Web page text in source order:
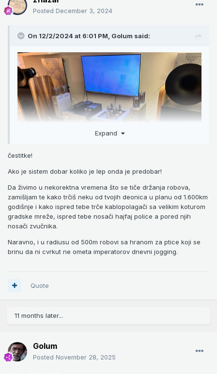
Posted December 3, 2024
On 12/2/2024 at 6:01 PM, Golum said:
Expand
čestitke!
Ako je sistem dobar koliko je lep onda je predobar!
Da živimo u nekorektna vremena što se tiče držanja robova,
zamišljam te kako trčiš neku od tvojih deonica u planu od 1.600km
godišnje i kako ispred tebe trče kablopolagači sa velikim koturom
gradske mreže, ispred tebe nosači hajfaj police a pored njih
nosači zvučnika.
Naravno, i u radiusu od 500m robovi sa hranom za ptice koji se
brinu da ni cvrkut ne ometa imperatorov dnevni jogging.
Quote
11 months later...
Golum
Posted November 28, 2025